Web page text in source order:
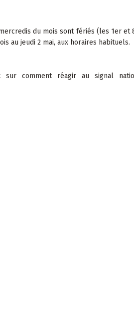
du mois sont fériés (les 1er et
au jeudi 2 mai, aux horaires habituels.
comment réagir au signal